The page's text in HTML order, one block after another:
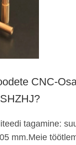
CNC-
tagamine:
mm.Meie